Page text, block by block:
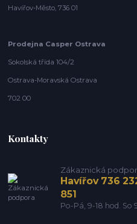
Havířov-Město, 736 01
Prodejna Casper Ostrava
Sokolská třída 104/2
Ostrava-Moravská Ostrava
702 00
Kontakty
Zákaznická
Havířov 736
851
Po-Pá, 9-18 hod. So